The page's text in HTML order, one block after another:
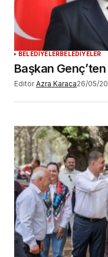
BELEDİYELERBELEDİYELER
Başkan
Editör Azra Karaca26/05/